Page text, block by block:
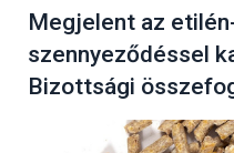
Megjelent az
szennyeződéssel
Bizottsági